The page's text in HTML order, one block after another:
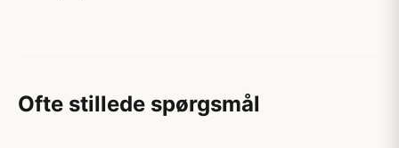
Ofte stillede spørgsmål